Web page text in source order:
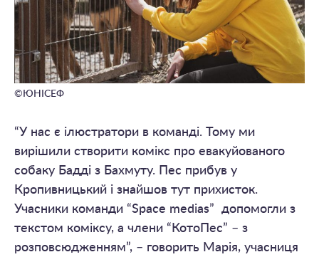
©ЮНІСЕФ
“У нас є ілюстратори в команді. Тому ми
вирішили створити комікс про евакуйованого
собаку Бадді з Бахмуту. Пес прибув у
Кропивницький і знайшов тут прихисток.
Учасники команди “Space medias” допомогли з
текстом коміксу, а члени “КотоПес” – з
розповсюдженням”, – говорить Марія, учасниця